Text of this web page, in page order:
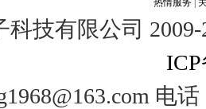
热情服务
技有限公司 2009-
电